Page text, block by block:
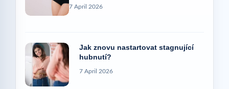
7 April 2026
Jak znovu nastartovat stagnující
hubnutí?
7 April 2026